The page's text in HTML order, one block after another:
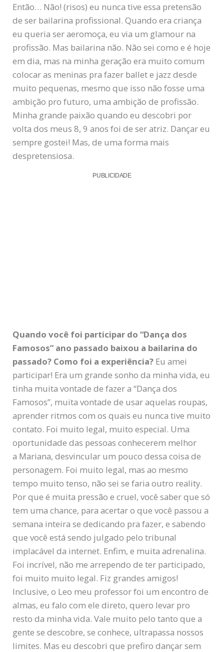
Então… Não! (risos) eu nunca tive essa pretensão
de ser bailarina profissional. Quando era criança
eu queria ser aeromoça, eu via um glamour na
profissão. Mas bailarina não. Não sei como e é hoje
em dia, mas na minha geração era muito comum
colocar as meninas pra fazer ballet e jazz desde
muito pequenas, mesmo que isso não fosse uma
ambição pro futuro, uma ambição de profissão.
Minha grande paixão quando eu descobri por
volta dos meus 8, 9 anos foi de ser atriz. Dançar eu
sempre gostei! Mas, de uma forma mais
despretensiosa.
PUBLICIDADE
Quando você foi participar do “Dança dos
Famosos” ano passado baixou a bailarina do
passado? Como foi a experiência? Eu amei
participar! Era um grande sonho da minha vida, eu
tinha muita vontade de fazer a “Dança dos
Famosos”, muita vontade de usar aquelas roupas,
aprender ritmos com os quais eu nunca tive muito
contato. Foi muito legal, muito especial. Uma
oportunidade das pessoas conhecerem melhor
a Mariana, desvincular um pouco dessa coisa de
personagem. Foi muito legal, mas ao mesmo
tempo muito tenso, não sei se faria outro reality.
Por que é muita pressão e cruel, você saber que só
tem uma chance, para acertar o que você passou a
semana inteira se dedicando pra fazer, e sabendo
que você está sendo julgado pelo tribunal
implacável da internet. Enfim, e muita adrenalina.
Foi incrível, não me arrependo de ter participado,
foi muito muito legal. Fiz grandes amigos!
Inclusive, o Leo meu professor foi um encontro de
almas, eu falo com ele direto, quero levar pro
resto da minha vida. Vale muito pelo tanto que a
gente se descobre, se conhece, ultrapassa nossos
limites. Mas eu descobri que prefiro dançar sem